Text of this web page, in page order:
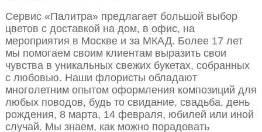
Сервис «Палитра» предлагает большой выбор
цветов с доставкой на дом, в офис, на
мероприятия в Москве и за МКАД. Более 17 лет
мы помогаем своим клиентам выразить свои
чувства в уникальных свежих букетах, собранных
с любовью. Наши флористы обладают
многолетним опытом оформления композиций для
любых поводов, будь то свидание, свадьба, день
рождения, 8 марта, 14 февраля, юбилей или иной
случай. Мы знаем, как можно порадовать